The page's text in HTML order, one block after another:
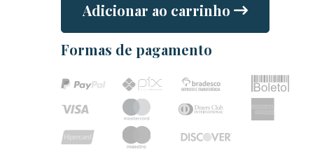
Adicionar ao carrinho
Formas de pagamento